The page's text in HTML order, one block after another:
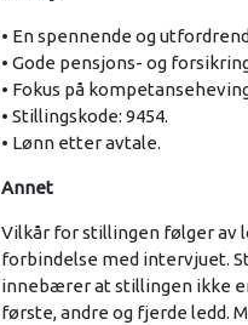
• En spennende og
• Gode pensjons- og
• Fokus på
• Stillingskode: 9454.
• Lønn etter avtale.
Annet
Vilkår for stillingen følger av
forbindelse med intervjuet.
innebærer at stillingen ikke
første, andre og fjerde ledd.